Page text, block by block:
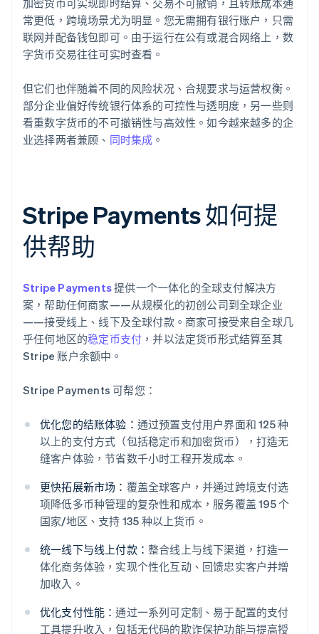
加密货币可实现即时结算、交易不可撤销，且转账成本通
常更低，跨境场景尤为明显。您无需拥有银行账户，只需
联网并配备钱包即可。由于运行在公有或混合网络上，数
字货币交易往往可实时查看。
但它们也伴随着不同的风险状况、合规要求与运营权衡。
部分企业偏好传统银行体系的可控性与透明度，另一些则
看重数字货币的不可撤销性与高效性。如今越来越多的企
业选择两者兼顾、 同时集成 。
Stripe Payments 如何提
供帮助
Stripe Payments提供一个一体化的全球支付解决方
案，帮助任何商家——从规模化的初创公司到全球企业
——接受线上、线下及全球付款。商家可接受来自全球几
乎任何地区的稳定币支付 ，并以法定货币形式结算至其
Stripe 账户余额中。
Stripe Payments 可帮您：
优化您的结账体验： 通过预置支付用户界面和 125 种
以上的支付方式（包括稳定币和加密货币），打造无
缝客户体验，节省数千小时工程开发成本。
更快拓展新市场： 覆盖全球客户，并通过跨境支付选
项降低多币种管理的复杂性和成本，服务覆盖 195 个
国家/地区、支持 135 种以上货币。
统一线下与线上付款： 整合线上与线下渠道，打造一
体化商务体验，实现个性化互动、回馈忠实客户并增
加收入。
优化支付性能：通过一系列可定制、易于配置的支付
工具提升收入，包括无代码的欺诈保护功能与提高授
阿联酋
English